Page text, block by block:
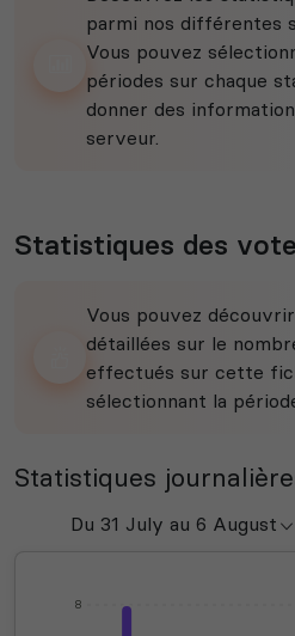
parmi nos différentes
Vous pouvez
périodes sur chaque
donner des
serveur.
Statistiques des
Vous pouvez
détaillées sur le
effectués sur cette
sélectionnant la
Statistiques
8